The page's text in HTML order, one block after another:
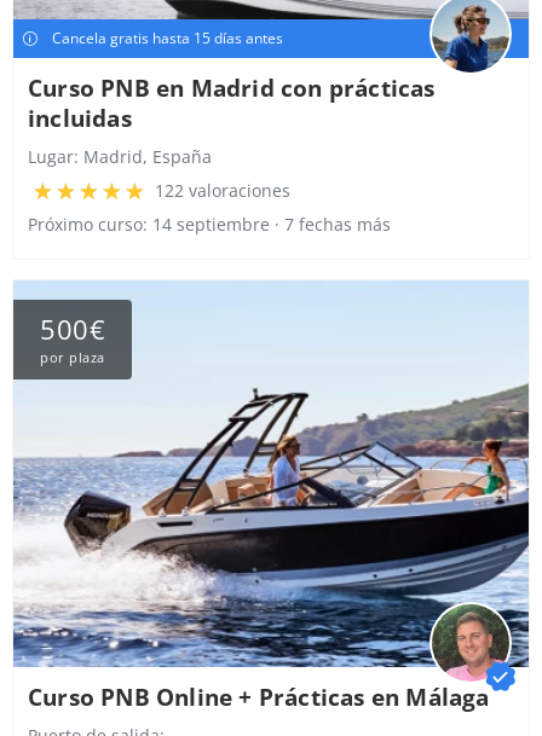
Cancela gratis hasta 15 días antes
Curso PNB en Madrid con prácticas
incluidas
Lugar: Madrid, España
122 valoraciones
Próximo curso: 14 septiembre · 7 fechas más
500€
por plaza
Curso PNB Online + Prácticas en Málaga